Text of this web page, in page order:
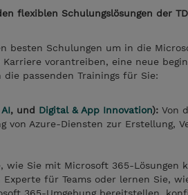
flexiblen Schulungslösungen der TD
besten Schulungen um in die
vorantreiben, eine neue
passenden Trainings für Sie:
, und Digital & App Innovation): Von
von Azure-Diensten zur Erstellung,
wie Sie mit Microsoft 365-Lösungen
für Teams oder lernen Sie,